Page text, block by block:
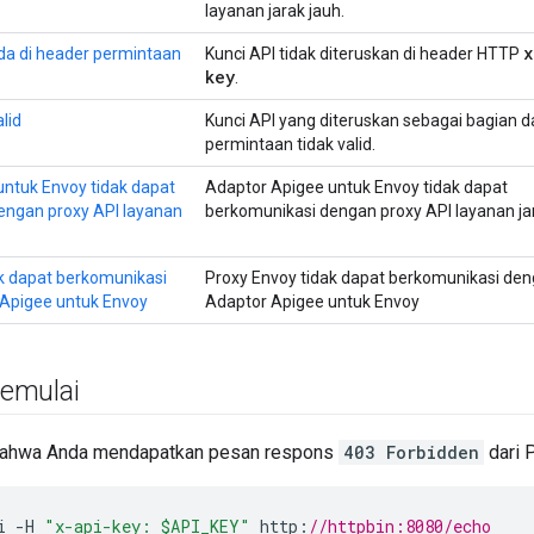
layanan jarak jauh.
di header permintaan Kunci API tidak diteruskan di header HTTP
key
Kunci API yang diteruskan sebagai bagian
permintaan tidak valid.
Envoy tidak dapat
proxy API layanan
Adaptor Apigee untuk Envoy tidak dapat
berkomunikasi dengan proxy API layanan
dapat berkomunikasi
untuk Envoy
Proxy Envoy tidak dapat berkomunikasi
Adaptor Apigee untuk Envoy
Anda mendapatkan pesan respons 403 Forbidden dari
-H "x-api-key: $API_KEY" http : //httpbin:8080/echo